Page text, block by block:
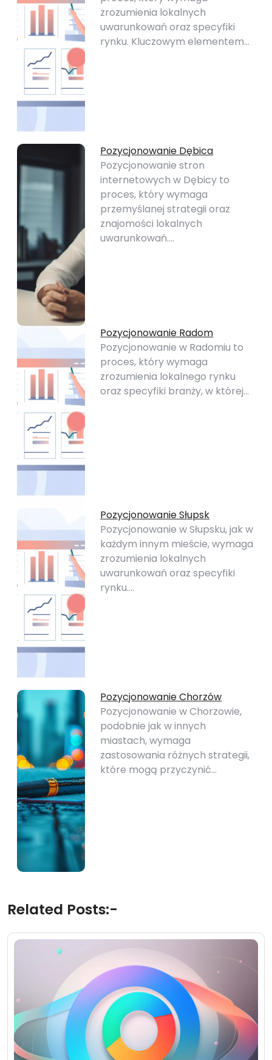
zrozumienia lokalnych
uwarunkowań oraz specyfiki
rynku. Kluczowym elementem…
Pozycjonowanie Dębica
Pozycjonowanie stron
internetowych w Dębicy to
proces, który wymaga
przemyślanej strategii oraz
znajomości lokalnych
uwarunkowań.…
Pozycjonowanie Radom
Pozycjonowanie w Radomiu to
proces, który wymaga
zrozumienia lokalnego rynku
oraz specyfiki branży, w której…
Pozycjonowanie Słupsk
Pozycjonowanie w Słupsku, jak w
każdym innym mieście, wymaga
zrozumienia lokalnych
uwarunkowań oraz specyfiki
rynku.…
Pozycjonowanie Chorzów
Pozycjonowanie w Chorzowie,
podobnie jak w innych
miastach, wymaga
zastosowania różnych strategii,
które mogą przyczynić…
Related Posts:-